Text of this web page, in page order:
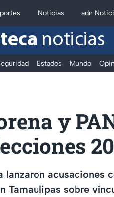
Noticias adn
noticias
Estados Mundo
y
lanzaron acusaciones
Tamaulipas sobre